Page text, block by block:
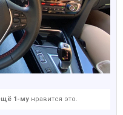
1-му нравится это.